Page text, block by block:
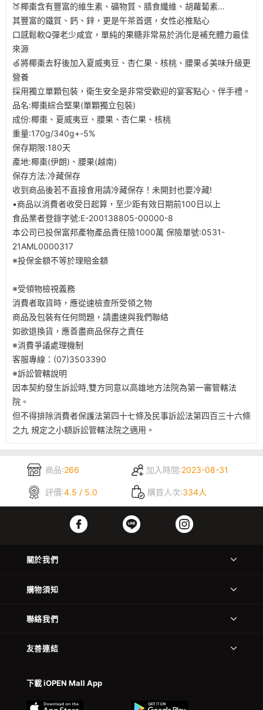
🍑椰棗含有豐富的維生素、礦物質、膳食纖維、胡蘿蔔素…
其豐富的鐵質、鈣、鋅，更是午茶首選，女性必推點心
口感鬆軟Q彈老少咸宜，單純的果糖非常易於消化是補充體力最佳
來源
🍏將椰棗去籽後加入夏威夷豆、杏仁果、核桃、腰果🍏美味升級更
營養
採用獨立單顆包裝，衛生安全是非常受歡迎的宴客點心、伴手禮。
品名:椰棗綜合堅果(單顆獨立包裝)
成份:椰棗、夏威夷豆、腰果、杏仁果、核桃
重量:170g/340g+-5%
保存期限:180天
產地:椰棗(伊朗)、腰果(越南)
保存方法:冷藏保存
收到商品後若不直接食用請冷藏保存！未開封也要冷藏!
•商品以消費者收受日起算，至少距有效日期前100日以上
食品業者登錄字號:E-200138805-00000-8
本公司已投保富邦產物產品責任險1000萬 保險單號:0531-
21AML0000317
※投保金額不等於理賠金額
※受領物檢視義務​
消費者取貨時，應從速檢查所受領之物​
商品及包裝有任何問題，請盡速與我們聯絡​
如欲退換貨，應善盡商品保存之責任​
※消費爭議處理機制​
客服專線：(07)3503390
※訴訟管轄說明​
因本契約發生訴訟時,雙方同意以高雄地方法院為第一審管轄法
院。​
但不得排除消費者保護法第四十七條及民事訴訟法第四百三十六條
之九 規定之小額訴訟管轄法院之適用。​
商品:266 加入時間:2023-08-31
評價:4.5 / 5.0 購買人次:334人
關於我們
購物須知
聯絡我們
友善連結
下載 iOPEN Mall App